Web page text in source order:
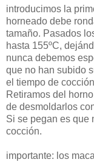
introducimos la
horneado debe
tamaño. Pasados
hasta 155ºC,
nunca debemos
que no han subido
el tiempo de
Retiramos del
de desmoldarlos
Si se pegan es que
cocción.
importante: los